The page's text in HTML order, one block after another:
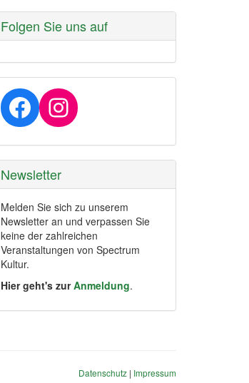
Folgen Sie uns auf
Facebook
Instagram
Newsletter
Melden Sie sich zu unserem
Newsletter an und verpassen Sie
keine der zahlreichen
Veranstaltungen von Spectrum
Kultur.
Hier geht's zurAnmeldung.
Datenschutz | Impressum